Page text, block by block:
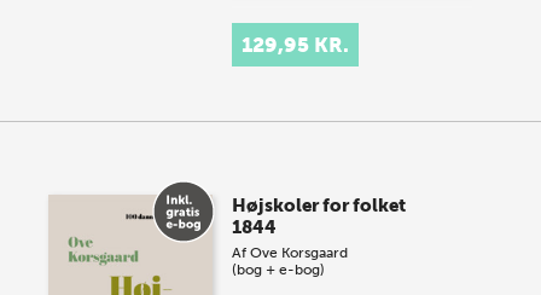
129,95 KR.
Højskoler for folket
1844
AfOve Korsgaard
(bog + e-bog)